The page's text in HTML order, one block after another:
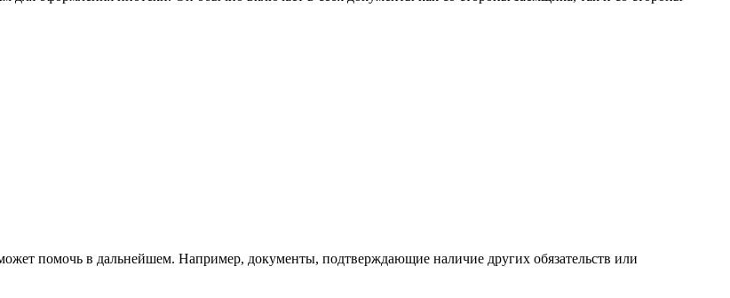
помочь в дальнейшем. Например, документы, подтверждающие наличие других обязательств или